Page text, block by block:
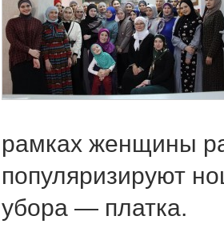
рамках женщины
популяризируют
убора — платка.